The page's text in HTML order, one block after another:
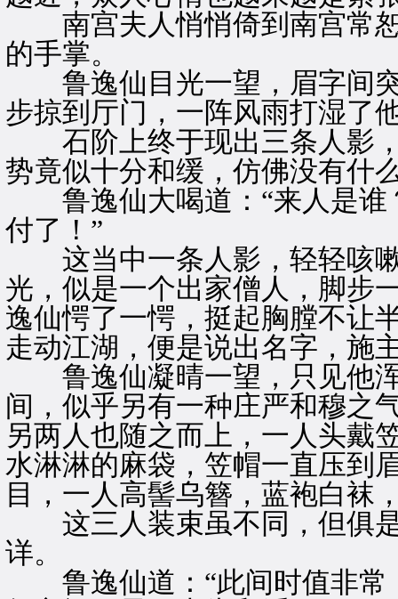
南宫夫人悄悄倚到南宫常恕
的手掌。
鲁逸仙目光一望，眉字间突
步掠到厅门，一阵风雨打湿了
石阶上终于现出三条人影，
势竟似十分和缓，仿佛没有什
鲁逸仙大喝道：“来人是谁
付了！”
这当中一条人影，轻轻咳嗽
光，似是一个出家僧人，脚步
逸仙愕了一愕，挺起胸膛不让
走动江湖，便是说出名字，施
鲁逸仙凝晴一望，只见他浑
间，似乎另有一种庄严和穆之
另两人也随之而上，一人头戴
水淋淋的麻袋，笠帽一直压到
目，一人高髻乌簪，蓝袍白袜
这三人装束虽不同，但俱是
详。
鲁逸仙道：“此间时值非常